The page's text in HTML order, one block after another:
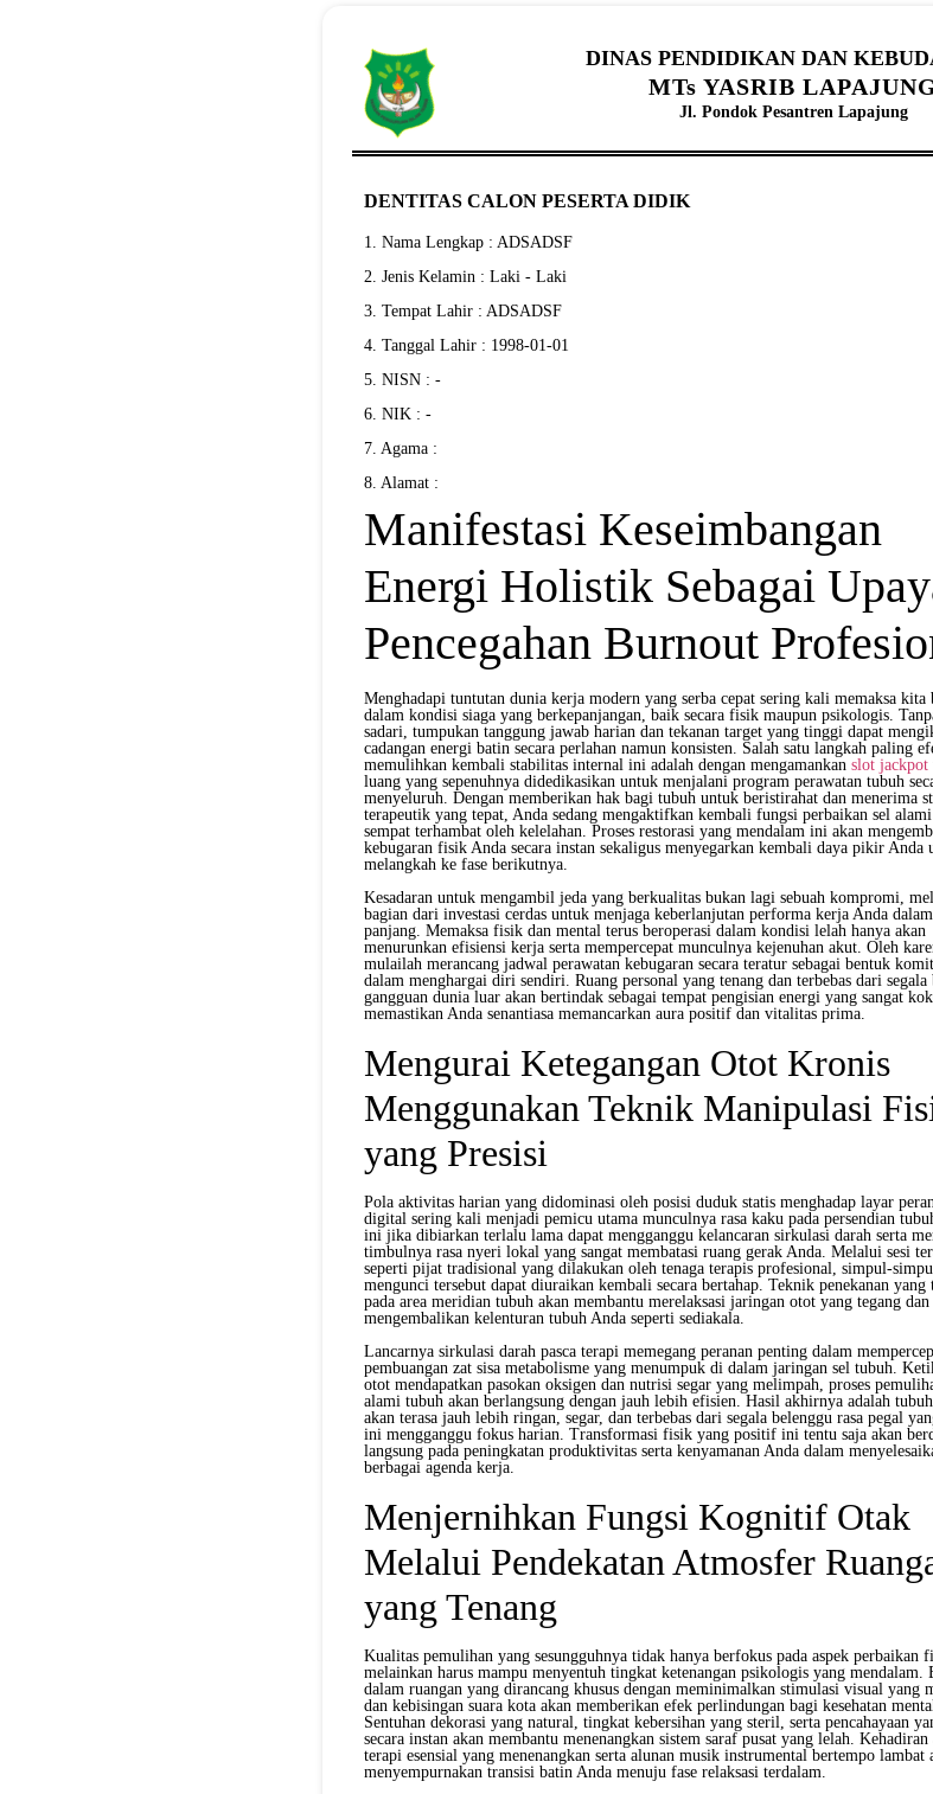
DINAS PENDIDIKAN DAN
MTs YASRIB
Jl. Pondok Pesantren Lapajung
DENTITAS CALON PESERTA DIDIK
1. Nama Lengkap : ADSADSF
2. Jenis Kelamin : Laki - Laki
3. Tempat Lahir : ADSADSF
4. Tanggal Lahir : 1998-01-01
5. NISN : -
6. NIK : -
7. Agama :
8. Alamat :
Manifestasi Keseimbangan
Energi Holistik Sebagai
Pencegahan Burnout
Menghadapi tuntutan dunia kerja modern yang serba cepat sering kali memaksa kita
dalam kondisi siaga yang berkepanjangan, baik secara fisik maupun psikologis.
sadari, tumpukan tanggung jawab harian dan tekanan target yang tinggi dapat
cadangan energi batin secara perlahan namun konsisten. Salah satu langkah paling
memulihkan kembali stabilitas internal ini adalah dengan mengamankan slot jackpot
luang yang sepenuhnya didedikasikan untuk menjalani program perawatan tubuh
menyeluruh. Dengan memberikan hak bagi tubuh untuk beristirahat dan menerima
terapeutik yang tepat, Anda sedang mengaktifkan kembali fungsi perbaikan sel
sempat terhambat oleh kelelahan. Proses restorasi yang mendalam ini akan
kebugaran fisik Anda secara instan sekaligus menyegarkan kembali daya pikir Anda
melangkah ke fase berikutnya.
Kesadaran untuk mengambil jeda yang berkualitas bukan lagi sebuah kompromi,
bagian dari investasi cerdas untuk menjaga keberlanjutan performa kerja Anda
panjang. Memaksa fisik dan mental terus beroperasi dalam kondisi lelah hanya akan
menurunkan efisiensi kerja serta mempercepat munculnya kejenuhan akut. Oleh
mulailah merancang jadwal perawatan kebugaran secara teratur sebagai bentuk
dalam menghargai diri sendiri. Ruang personal yang tenang dan terbebas dari segala
gangguan dunia luar akan bertindak sebagai tempat pengisian energi yang sangat
memastikan Anda senantiasa memancarkan aura positif dan vitalitas prima.
Mengurai Ketegangan Otot Kronis
Menggunakan Teknik Manipulasi
yang Presisi
Pola aktivitas harian yang didominasi oleh posisi duduk statis menghadap layar
digital sering kali menjadi pemicu utama munculnya rasa kaku pada persendian
ini jika dibiarkan terlalu lama dapat mengganggu kelancaran sirkulasi darah serta
timbulnya rasa nyeri lokal yang sangat membatasi ruang gerak Anda. Melalui sesi
seperti pijat tradisional yang dilakukan oleh tenaga terapis profesional, simpul-
mengunci tersebut dapat diuraikan kembali secara bertahap. Teknik penekanan yang
pada area meridian tubuh akan membantu merelaksasi jaringan otot yang tegang dan
mengembalikan kelenturan tubuh Anda seperti sediakala.
Lancarnya sirkulasi darah pasca terapi memegang peranan penting dalam
pembuangan zat sisa metabolisme yang menumpuk di dalam jaringan sel tubuh.
otot mendapatkan pasokan oksigen dan nutrisi segar yang melimpah, proses
alami tubuh akan berlangsung dengan jauh lebih efisien. Hasil akhirnya adalah
akan terasa jauh lebih ringan, segar, dan terbebas dari segala belenggu rasa pegal
ini mengganggu fokus harian. Transformasi fisik yang positif ini tentu saja akan
langsung pada peningkatan produktivitas serta kenyamanan Anda dalam
berbagai agenda kerja.
Menjernihkan Fungsi Kognitif Otak
Melalui Pendekatan Atmosfer
yang Tenang
Kualitas pemulihan yang sesungguhnya tidak hanya berfokus pada aspek perbaikan
melainkan harus mampu menyentuh tingkat ketenangan psikologis yang mendalam.
dalam ruangan yang dirancang khusus dengan meminimalkan stimulasi visual yang
dan kebisingan suara kota akan memberikan efek perlindungan bagi kesehatan
Sentuhan dekorasi yang natural, tingkat kebersihan yang steril, serta pencahayaan
secara instan akan membantu menenangkan sistem saraf pusat yang lelah. Kehadiran
terapi esensial yang menenangkan serta alunan musik instrumental bertempo lambat
menyempurnakan transisi batin Anda menuju fase relaksasi terdalam.